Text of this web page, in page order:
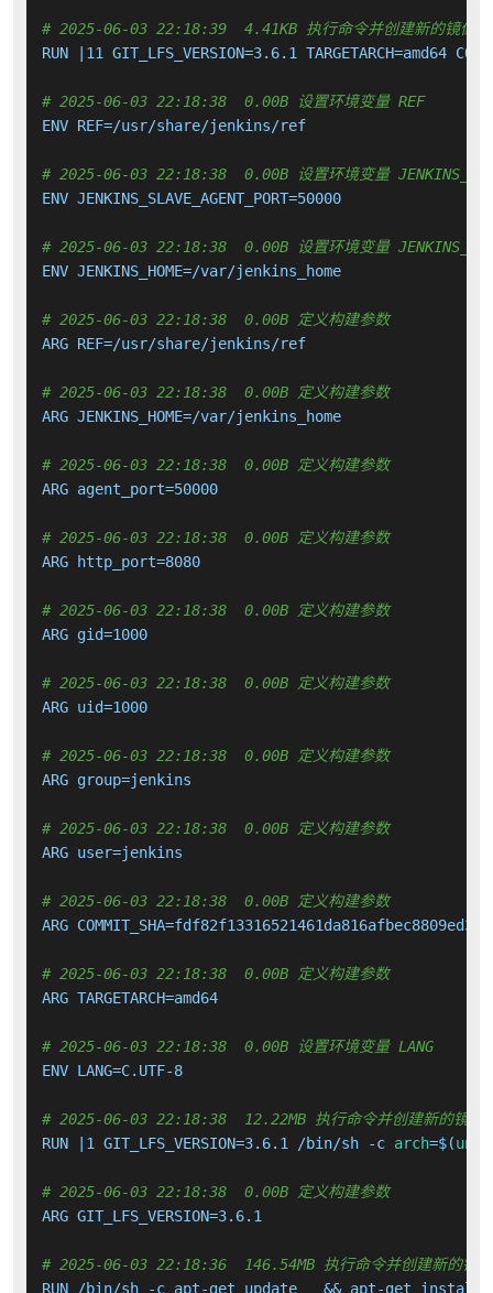
# 2025-06-03 22:18:39  4.41KB 执行命令并创建新的镜像层
RUN |11 GIT_LFS_VERSION=3.6.1
# 2025-06-03 22:18:38  0.00B 设置环境变量 REF
ENV REF=/usr/share/jenkins/ref
# 2025-06-03 22:18:38  0.00B 设置环境变量
ENV JENKINS_SLAVE_AGENT_PORT=50000
# 2025-06-03 22:18:38  0.00B 设置环境变量
ENV JENKINS_HOME=/var/jenkins_home
# 2025-06-03 22:18:38  0.00B 定义构建参数
ARG REF=/usr/share/jenkins/ref
# 2025-06-03 22:18:38  0.00B 定义构建参数
ARG JENKINS_HOME=/var/jenkins_home
# 2025-06-03 22:18:38  0.00B 定义构建参数
ARG agent_port=50000
# 2025-06-03 22:18:38  0.00B 定义构建参数
ARG http_port=8080
# 2025-06-03 22:18:38  0.00B 定义构建参数
ARG gid=1000
# 2025-06-03 22:18:38  0.00B 定义构建参数
ARG uid=1000
# 2025-06-03 22:18:38  0.00B 定义构建参数
ARG group=jenkins
# 2025-06-03 22:18:38  0.00B 定义构建参数
ARG user=jenkins
# 2025-06-03 22:18:38  0.00B 定义构建参数
ARG
# 2025-06-03 22:18:38  0.00B 定义构建参数
ARG TARGETARCH=amd64
# 2025-06-03 22:18:38  0.00B 设置环境变量 LANG
ENV LANG=C.UTF-8
# 2025-06-03 22:18:38  12.22MB 执行命令并创建新的镜像
RUN |1 GIT_LFS_VERSION=3.6.1 /bin/sh -c arch=$(
# 2025-06-03 22:18:38  0.00B 定义构建参数
ARG GIT_LFS_VERSION=3.6.1
# 2025-06-03 22:18:36  146.54MB 执行命令并创建新的镜
RUN /bin/sh -c apt-get update   && apt-get